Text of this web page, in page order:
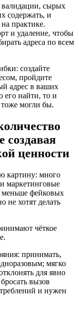
валидации, сырых
содержать, и
практике.
и удаление, чтобы
адреса по всем
создайте
пройдите
адрес в ваших
его найти, то и
могли бы.
создавая
ценности
картину: много
маркетинговые
меньше фейковых
не хотят делать
чёткое
принимать,
мягко
для явно
вызов
и нужен